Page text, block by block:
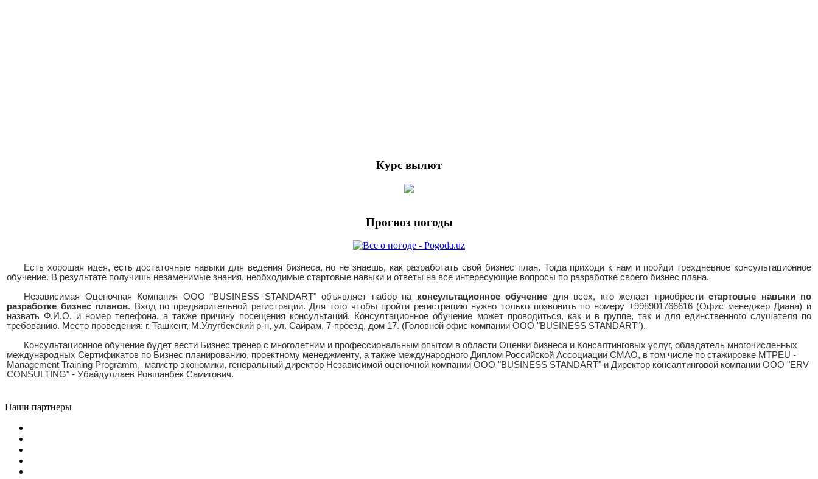
Курс вылют
Прогноз погоды
Есть хорошая идея, есть достаточные навыки для ведения бизнеса, но не знаешь, как разработать свой бизнес план. Тогда приходи к нам и пройди трехдневное консультационное
обучение. В результате получишь незаменимые знания, необходимые стартовые навыки и ответы на все интересующие вопросы по разработке своего бизнес плана.
Независимая Оценочная Компания ООО "BUSINESS STANDART" объявляет набор на консультационное обучение для всех, кто желает приобрестистартовые навыки по
разработке бизнес планов. Вход по предварительной регистрации. Для того чтобы пройти регистрацию нужно только позвонить по номеру +998901766616 (Офис менеджер Диана) и
назвать Ф.И.О. и номер телефона, а также причину посещения консультаций. Консултационное обучение может проводиться, как и в группе, так и для единственного слушателя по
требованию. Место проведения: г. Ташкент, М.Улугбекский р-н, ул. Сайрам, 7-проезд, дом 17. (Головной офис компании ООО "BUSINESS STANDART").
Консультационное обучение будет вести Бизнес тренер с многолетним и профессиональным опытом в области Оценки бизнеса и Консалтинговых услуг, обладатель многочисленных
международных Сертификатов по Бизнес планированию, проектному менеджменту, а также международного Диплом Российской Ассоциации СМАО, в том числе по стажировке MTPEU -
Management Training Programm, магистр экономики, генеральный директор Независимой оценочной компании ООО "BUSINESS STANDART" и Директор консалтинговой компании ООО "ERV
CONSULTING" - Убайдуллаев Ровшанбек Самигович.
Наши партнеры